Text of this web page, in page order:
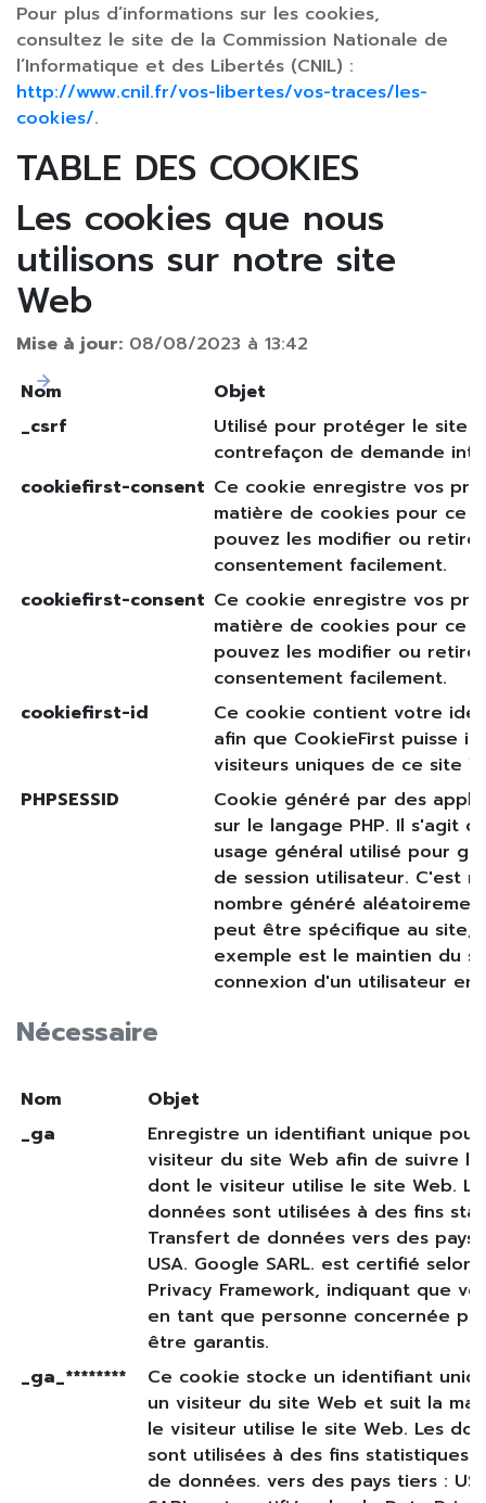
Pour plus d’informations sur les cookies,
consultez le site de la Commission Nationale de
l’Informatique et des Libertés (CNIL) :
http://www.cnil.fr/vos-libertes/vos-traces/les-
cookies/.
TABLE DES COOKIES
Les cookies que nous
utilisons sur notre site
Web
Mise à jour: 08/08/2023 à 13:42
Nécessaire
Nom
Objet
_csrf
Utilisé pour protéger le site
contrefaçon de demande
cookiefirst-consent Ce cookie enregistre vos
matière de cookies pour ce
pouvez les modifier ou
consentement facilement.
cookiefirst-consent Ce cookie enregistre vos
matière de cookies pour ce
pouvez les modifier ou
consentement facilement.
cookiefirst-id
Ce cookie contient votre
afin que CookieFirst puisse
visiteurs uniques de ce site
PHPSESSID
Cookie généré par des
sur le langage PHP. Il s'agit
usage général utilisé pour
de session utilisateur. C'est
nombre généré
peut être spécifique au site,
exemple est le maintien du
connexion d'un utilisateur
Nom
Objet
_ga
Enregistre un identifiant unique pour
visiteur du site Web afin de suivre la
dont le visiteur utilise le site Web.
données sont utilisées à des fins
Transfert de données vers des pays
USA. Google SARL. est certifié selon
Privacy Framework, indiquant que
en tant que personne concernée
être garantis.
_ga_********
Ce cookie stocke un identifiant
un visiteur du site Web et suit la
le visiteur utilise le site Web. Les
sont utilisées à des fins statistiques.
de données. vers des pays tiers :